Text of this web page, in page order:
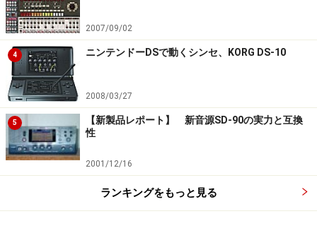
2007/09/02
4 ニンテンドーDSで動くシンセ、KORG DS-10
2008/03/27
5
【新製品レポート】 新音源SD-90の実力と互換
性
2001/12/16
ランキングをもっと見る